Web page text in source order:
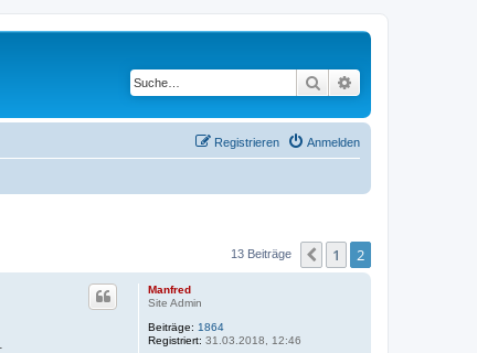
Suche
Anmelden
Registrieren
13 Beiträge Vorherige
1 2
Manfred
Site Admin
Beiträge: 1864
Registriert: 31.03.2018, 12:46